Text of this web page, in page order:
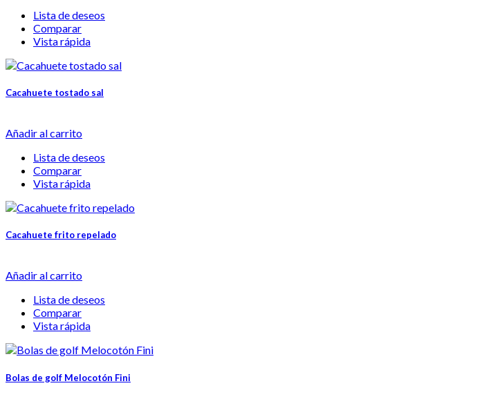
Lista de deseos
Comparar
Vista rápida
Cacahuete tostado sal
Añadir al carrito
Lista de deseos
Comparar
Vista rápida
Cacahuete frito repelado
Añadir al carrito
Lista de deseos
Comparar
Vista rápida
Bolas de golf Melocotón Fini